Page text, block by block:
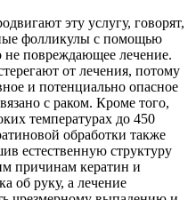
эту услугу, говорят,
фолликулы с помощью
не повреждающее лечение.
от лечения, потому
и потенциально опасное
с раком. Кроме того,
температурах до 450
обработки также
естественную структуру
причинам кератин и
об руку, а лечение